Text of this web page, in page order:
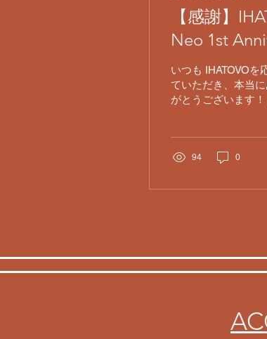
【感謝】
Neo 1st
Week あり
ざいました
いつも IHATOVOを
ていただき、本当に
がとうございます
木、31金の4日間に
を開催いたしま
包まれ、最初から
で盛り上がりっぱ
ある総勢19組のア
ストの皆様にご参
94 0